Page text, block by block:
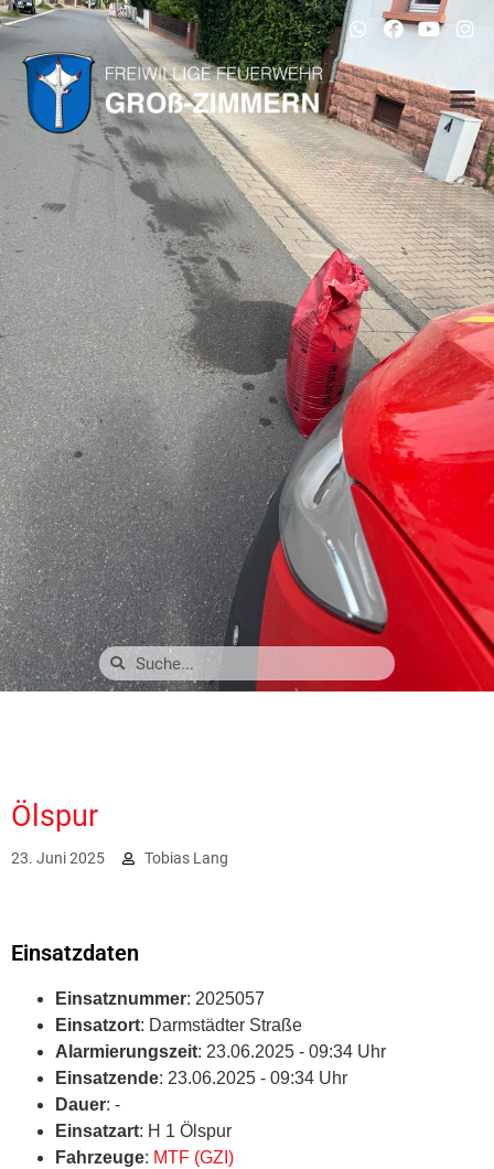
Ölspur
23. Juni 2025 Tobias Lang
Einsatzdaten
Einsatznummer: 2025057
Einsatzort: Darmstädter Straße
Alarmierungszeit: 23.06.2025 - 09:34 Uhr
Einsatzende: 23.06.2025 - 09:34 Uhr
Dauer: -
Einsatzart: H 1 Ölspur
Fahrzeuge: MTF (GZI)